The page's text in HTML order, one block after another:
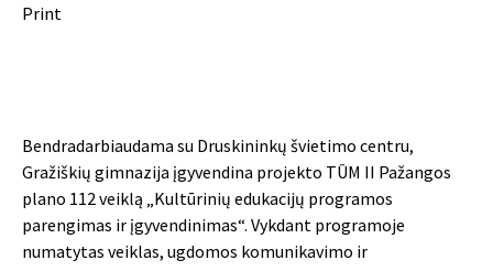
Print
Bendradarbiaudama su Druskininkų švietimo centru,
Gražiškių gimnazija įgyvendina projekto TŪM II Pažangos
plano 112 veiklą „Kultūrinių edukacijų programos
parengimas ir įgyvendinimas“. Vykdant programoje
numatytas veiklas, ugdomos komunikavimo ir